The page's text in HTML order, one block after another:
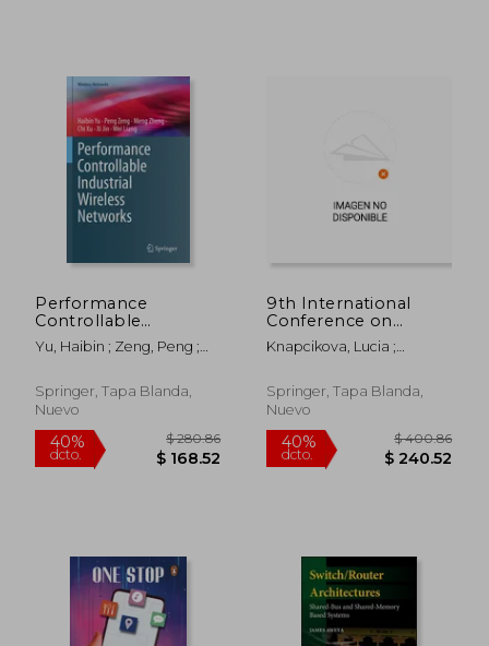
40% 40%
Performance
Controllable
Industrial Wireless
Networks (en Inglés)
Yu, Haibin ; Zeng, Peng ;
Springer, Tapa Blanda,
Nuevo
9th International
Conference on
Mobility, Iot and
Smart Cities: Eai
Inglés)
Knapcikova, Lucia ;
Springer, Tapa Blanda,
Nuevo